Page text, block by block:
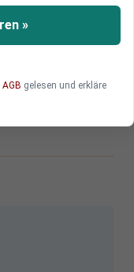
Polizisten
»
AGB gelesen und erkläre